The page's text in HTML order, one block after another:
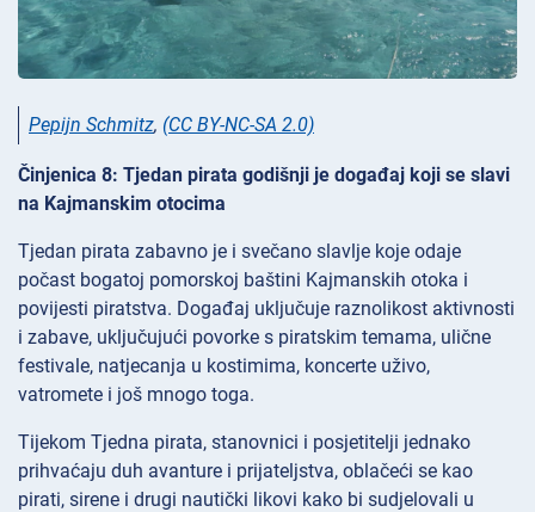
Pepijn Schmitz, (CC BY-NC-SA 2.0)
Činjenica 8: Tjedan pirata godišnji je događaj koji se slavi
na Kajmanskim otocima
Tjedan pirata zabavno je i svečano slavlje koje odaje
počast bogatoj pomorskoj baštini Kajmanskih otoka i
povijesti piratstva. Događaj uključuje raznolikost aktivnosti
i zabave, uključujući povorke s piratskim temama, ulične
festivale, natjecanja u kostimima, koncerte uživo,
vatromete i još mnogo toga.
Tijekom Tjedna pirata, stanovnici i posjetitelji jednako
prihvaćaju duh avanture i prijateljstva, oblačeći se kao
pirati, sirene i drugi nautički likovi kako bi sudjelovali u